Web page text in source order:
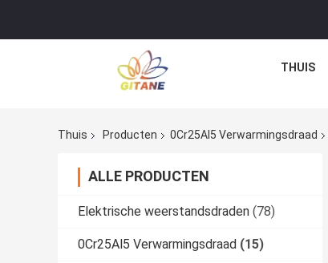
THUIS
Thuis Producten 0Cr25Al5 Verwarmingsdraad
ALLE PRODUCTEN
Elektrische weerstandsdraden (78)
0Cr25Al5 Verwarmingsdraad (15)